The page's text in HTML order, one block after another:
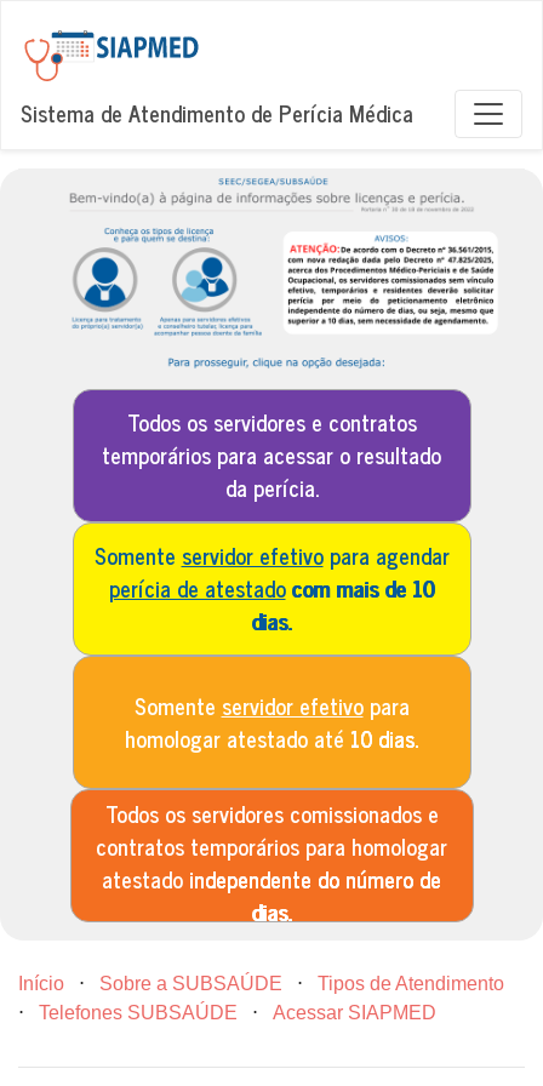
Sistema de Atendimento de Perícia Médica
Todos os servidores e contratos
temporários para acessar o resultado
da perícia.
Somente servidor efetivo
para agendar
perícia de atestadocom mais de 10
dias.
Somente servidor efetivopara
homologar atestado até 10 dias.
Todos os servidores comissionados e
contratos temporários para homologar
atestado independente do número de
dias.
Início ⋅ Sobre a SUBSAÚDE ⋅
Tipos de Atendimento
⋅
Telefones SUBSAÚDE ⋅ Acessar SIAPMED